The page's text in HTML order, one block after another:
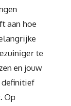
aan hoe
te
en jouw
definitief
Op